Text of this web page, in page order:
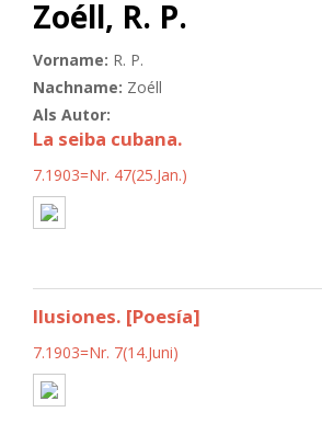
Zoéll, R. P.
Vorname: R. P.
Nachname: Zoéll
Als Autor:
La seiba cubana.
7.1903=Nr. 47(25.Jan.)
Ilusiones. [Poesía]
7.1903=Nr. 7(14.Juni)